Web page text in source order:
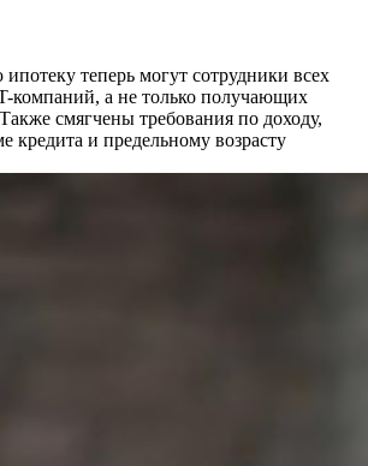
теперь могут сотрудники всех
компаний, а не только получающих
смягчены требования по доходу,
кредита и предельному возрасту